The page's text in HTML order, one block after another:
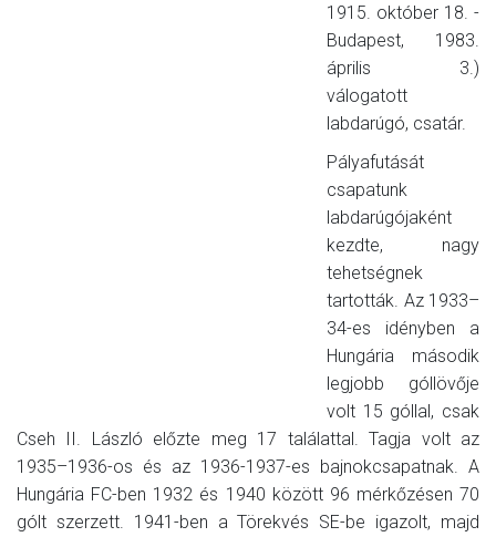
1915. október 18. -
Budapest, 1983.
április 3.)
válogatott
labdarúgó, csatár.
Pályafutását
csapatunk
labdarúgójaként
kezdte, nagy
tehetségnek
tartották. Az 1933–
34-es idényben a
Hungária második
legjobb góllövője
volt 15 góllal, csak
Cseh II. László előzte meg 17 találattal. Tagja volt az
1935–1936-os és az 1936-1937-es bajnokcsapatnak. A
Hungária FC-ben 1932 és 1940 között 96 mérkőzésen 70
gólt szerzett. 1941-ben a Törekvés SE-be igazolt, majd